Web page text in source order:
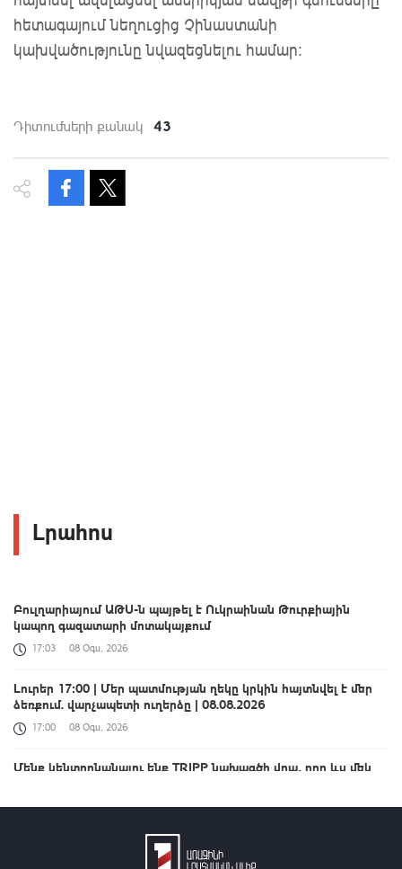
հետագայում նեղուցից Չինաստանի
կախվածությունը նվազեցնելու համար:
Դիտումների քանակ 43
Լրահոս
Բուլղարիայում ԱԹՍ-ն պայթել է Ուկրաինան Թուրքիային
կապող գազատարի մոտակայքում
17:03 08 Օգս, 2026
Լուրեր 17:00 | Մեր պատմության ղեկը կրկին հայտնվել է մեր
ձեռքում. վարչապետի ուղերձը | 08.08.2026
17:00 08 Օգս, 2026
Մենք կենտրոնանալու ենք TRIPP նախագծի վրա, որը ևս մեկ
«Ֆիլիպ Մորրիս Արմենիա» ընկերությունը 2026-ի 6 ամսում 13